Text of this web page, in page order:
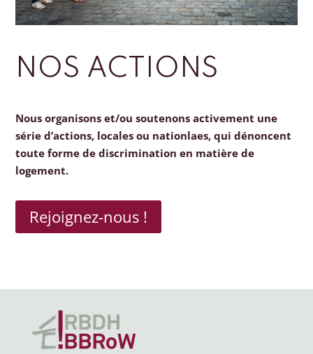
NOS ACTIONS
Nous organisons et/ou soutenons activement une
série d’actions, locales ou nationlaes, qui dénoncent
toute forme de discrimination en matière de
logement.
Rejoignez-nous !